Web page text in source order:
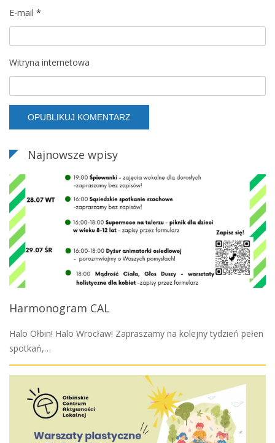
E-mail *
Witryna internetowa
Najnowsze wpisy
Harmonogram CAL
Halo Ołbin! Halo Wrocław! Zapraszamy na kolejny tydzień pełen
spotkań,…